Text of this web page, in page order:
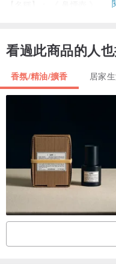
【描述】：
鼻煙壺（Snuff bottle）指的
中國鼻煙壺，作為精美的工
琥珀等材質，運用青花、五
取了域內外多種工藝的優點
有盛譽。
在世界上，中國素有「煙壺
的製作技術，被稱為「集多
鼻煙是一種煙草製品，原為
看過此商品的人
香氛/精油/擴香 居家